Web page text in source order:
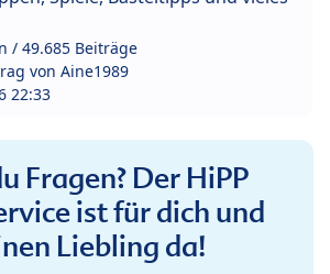
/ 49.685 Beiträge
von Aine1989
22:33
Fragen? Der HiPP
ist für dich und
Liebling da!